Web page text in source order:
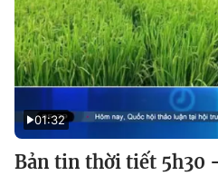
01:32
Bản tin thời tiết 5h30